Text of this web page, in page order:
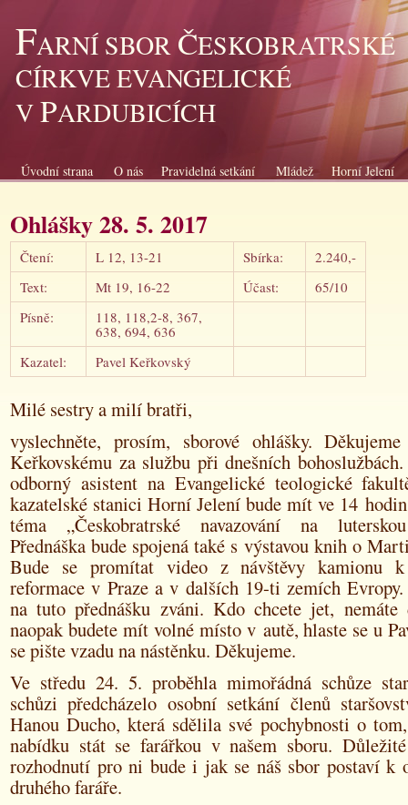
FARNÍ SBOR ČESKOBRATRSKÉ
CÍRKVE EVANGELICKÉ
VPARDUBICÍCH
Úvodní strana O nás Pravidelná setkání Mládež Horní Jelení
Ohlášky 28. 5. 2017
Čtení: L 12, 13-21 Sbírka:
2.240,-
Text:
Mt 19, 16-22 Účast:
65/10
Písně:
118, 118,2-8, 367,
638, 694, 636
Kazatel:
Pavel Keřkovský
Milé sestry a milí bratři,
vyslechněte, prosím, sborové ohlášky.
Keřkovskému za službu při dnešních
odborný asistent na Evangelické teologické
kazatelské stanici Horní Jelení bude mít ve 14
téma „Českobratrské navazování na
Přednáška bude spojená také s výstavou knih o
Bude se promítat video z návštěvy kamionu
reformace v Praze a v dalších 19-ti zemích
na tuto přednášku zváni. Kdo chcete jet, nemáte
naopak budete mít volné místo v autě, hlaste se u
se pište vzadu na nástěnku. Děkujeme.
Ve středu 24. 5. proběhla mimořádná schůze
schůzi předcházelo osobní setkání členů
Hanou Ducho, která sdělila své pochybnosti o
nabídku stát se farářkou v našem sboru.
rozhodnutí pro ni bude i jak se náš sbor postaví k
druhého faráře.